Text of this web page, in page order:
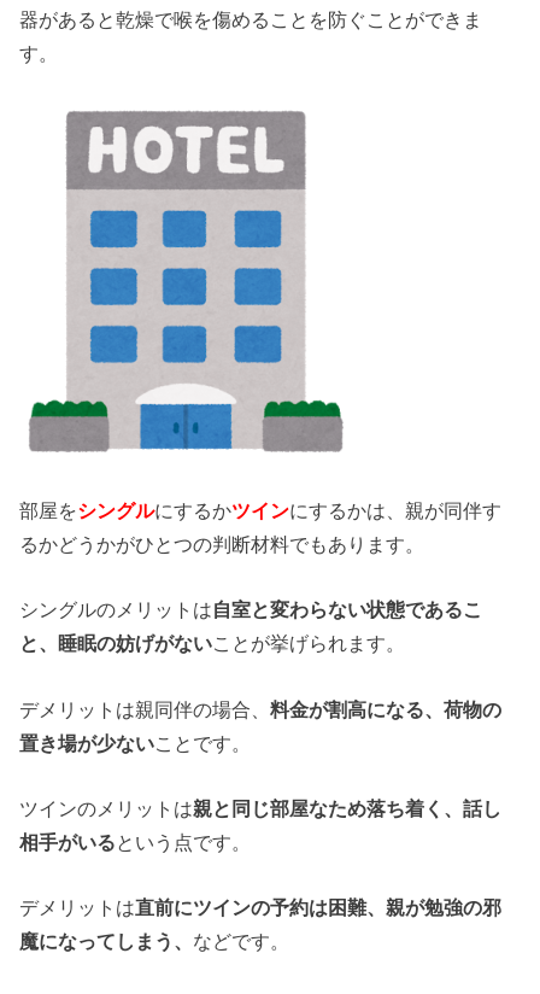
器があると乾燥で喉を傷めることを防ぐことができま
す。
部屋をシングルにするかツインにするかは、親が同伴す
るかどうかがひとつの判断材料でもあります。
シングルのメリットは自室と変わらない状態であるこ
と、睡眠の妨げがないことが挙げられます。
デメリットは親同伴の場合、料金が割高になる、荷物の
置き場が少ない ことです。
ツインのメリットは親と同じ部屋なため落ち着く、話し
相手がいるという点です。
デメリットは直前にツインの予約は困難、親が勉強の邪
魔になってしまう、 などです。